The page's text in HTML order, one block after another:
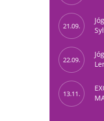
21.09.
22.09.
13.11.